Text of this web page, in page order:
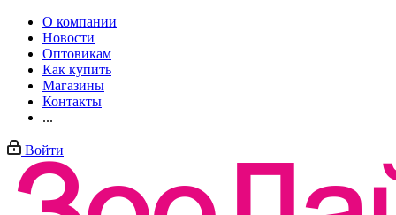
О компании
Новости
Оптовикам
Как купить
Магазины
Контакты
...
Войти